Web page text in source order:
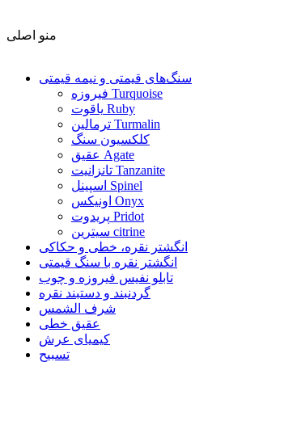
منو اصلی
سنگ‌های قیمتی و نیمه قیمتی
فیروزه Turquoise
یاقوت Ruby
ترمالین Turmalin
کلکسیون سنگ
عقیق Agate
تانزانیت Tanzanite
اسپینل Spinel
اونیکس Onyx
پریدوت Pridot
سیترین citrine
انگشتر نقره، خطی و حکاکی
انگشتر نقره با سنگ قیمتی
تابلو نفیس فیروزه و چوب
گردنبند و دستبند نقره
شرف الشمس
عقیق خطی
کیمیای عرش
تسبیح